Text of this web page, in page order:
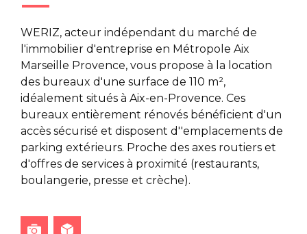
WERIZ, acteur indépendant du marché de
l'immobilier d'entreprise en Métropole Aix
Marseille Provence, vous propose à la location
des bureaux d'une surface de 110 m²,
idéalement situés à Aix-en-Provence. Ces
bureaux entièrement rénovés bénéficient d'un
accès sécurisé et disposent d''emplacements de
parking extérieurs. Proche des axes routiers et
d'offres de services à proximité (restaurants,
boulangerie, presse et crèche).